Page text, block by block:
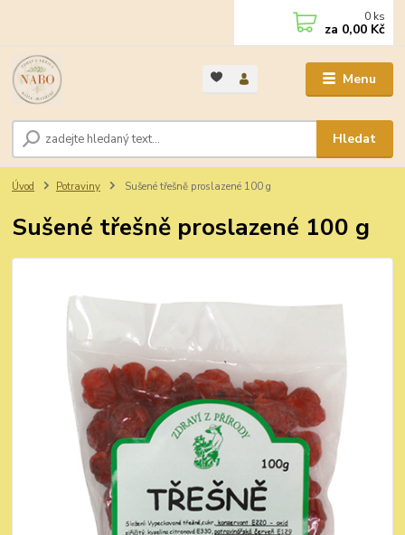
Menu
Hledat
0 ks
za 0,00 Kč
Úvod Potraviny Sušené třešně proslazené 100 g
Sušené třešně proslazené 100 g